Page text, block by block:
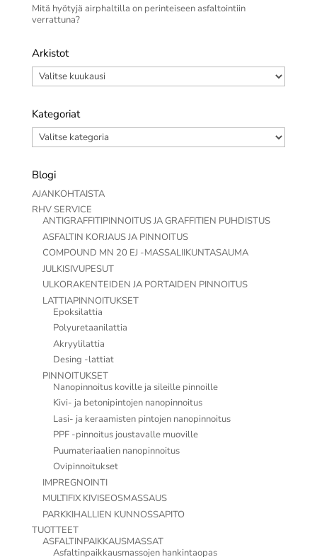
Mitä hyötyjä airphaltilla on perinteiseen asfaltointiin
verrattuna?
Arkistot
Arkistot
Kategoriat
Kategoriat
Blogi
AJANKOHTAISTA
RHV SERVICE
ANTIGRAFFITIPINNOITUS JA GRAFFITIEN PUHDISTUS
ASFALTIN KORJAUS JA PINNOITUS
COMPOUND MN 20 EJ -MASSALIIKUNTASAUMA
JULKISIVUPESUT
ULKORAKENTEIDEN JA PORTAIDEN PINNOITUS
LATTIAPINNOITUKSET
Epoksilattia
Polyuretaanilattia
Akryylilattia
Desing -lattiat
PINNOITUKSET
Nanopinnoitus koville ja sileille pinnoille
Kivi- ja betonipintojen nanopinnoitus
Lasi- ja keraamisten pintojen nanopinnoitus
PPF -pinnoitus joustavalle muoville
Puumateriaalien nanopinnoitus
Ovipinnoitukset
IMPREGNOINTI
MULTIFIX KIVISEOSMASSAUS
PARKKIHALLIEN KUNNOSSAPITO
TUOTTEET
ASFALTINPAIKKAUSMASSAT
Asfaltinpaikkausmassojen hankintaopas